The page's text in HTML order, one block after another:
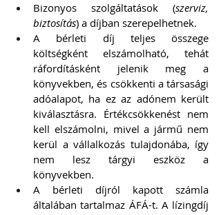
Bizonyos szolgáltatások (szerviz,
biztosítás) a díjban szerepelhetnek.
A bérleti díj teljes összege
költségként elszámolható, tehát
ráfordításként jelenik meg a
könyvekben, és csökkenti a társasági
adóalapot, ha ez az adónem került
kiválasztásra. Értékcsökkenést nem
kell elszámolni, mivel a jármű nem
kerül a vállalkozás tulajdonába, így
nem lesz tárgyi eszköz a
könyvekben.
A bérleti díjról kapott számla
általában tartalmaz ÁFÁ-t. A lízingdíj